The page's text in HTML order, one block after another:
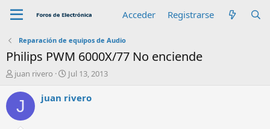
Acceder Registrarse
Reparación de equipos de Audio
Philips PWM 6000X/77 No enciende
A
t
r
juan rivero
F
c
Jul 13, 2013
J juan rivero